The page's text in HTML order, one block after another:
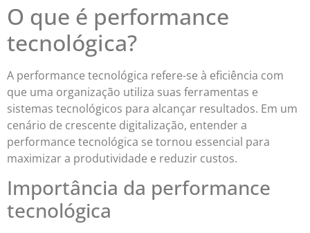
O que é performance
tecnológica?
A performance tecnológica refere-se à eficiência com
que uma organização utiliza suas ferramentas e
sistemas tecnológicos para alcançar resultados. Em um
cenário de crescente digitalização, entender a
performance tecnológica se tornou essencial para
maximizar a produtividade e reduzir custos.
Importância da performance
tecnológica